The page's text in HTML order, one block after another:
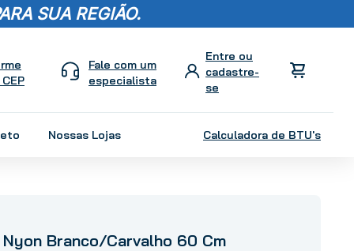
SUA REGIÃO.
Fale com um
especialista
Nossas Lojas Calculadora de BTU's
Branco/Carvalho 60 Cm